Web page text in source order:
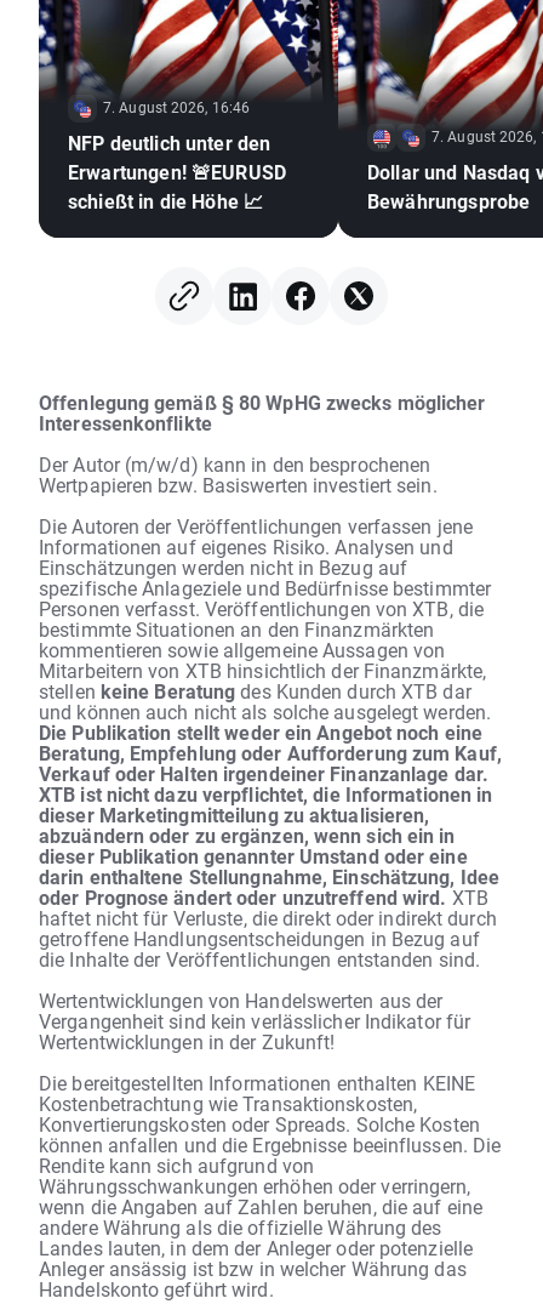
7. August 2026, 16:46
NFP deutlich unter den
Erwartungen! 🚨EURUSD
schießt in die Höhe 📈
7. August 2026,
Dollar und Nasdaq
Bewährungsprobe
Offenlegung gemäß § 80 WpHG zwecks möglicher
Interessenkonflikte
Der Autor (m/w/d) kann in den besprochenen
Wertpapieren bzw. Basiswerten investiert sein.
Die Autoren der Veröffentlichungen verfassen jene
Informationen auf eigenes Risiko. Analysen und
Einschätzungen werden nicht in Bezug auf
spezifische Anlageziele und Bedürfnisse bestimmter
Personen verfasst. Veröffentlichungen von XTB, die
bestimmte Situationen an den Finanzmärkten
kommentieren sowie allgemeine Aussagen von
Mitarbeitern von XTB hinsichtlich der Finanzmärkte,
stellen keine Beratungdes Kunden durch XTB dar
und können auch nicht als solche ausgelegt werden.
Die Publikation stellt weder ein Angebot noch eine
Beratung, Empfehlung oder Aufforderung zum Kauf,
Verkauf oder Halten irgendeiner Finanzanlage dar.
XTB ist nicht dazu verpflichtet, die Informationen in
dieser Marketingmitteilung zu aktualisieren,
abzuändern oder zu ergänzen, wenn sich ein in
dieser Publikation genannter Umstand oder eine
darin enthaltene Stellungnahme, Einschätzung, Idee
oder Prognose ändert oder unzutreffend wird. XTB
haftet nicht für Verluste, die direkt oder indirekt durch
getroffene Handlungsentscheidungen in Bezug auf
die Inhalte der Veröffentlichungen entstanden sind.
Wertentwicklungen von Handelswerten aus der
Vergangenheit sind kein verlässlicher Indikator für
Wertentwicklungen in der Zukunft!
Die bereitgestellten Informationen enthalten KEINE
Kostenbetrachtung wie Transaktionskosten,
Konvertierungskosten oder Spreads. Solche Kosten
können anfallen und die Ergebnisse beeinflussen. Die
Rendite kann sich aufgrund von
Währungsschwankungen erhöhen oder verringern,
wenn die Angaben auf Zahlen beruhen, die auf eine
andere Währung als die offizielle Währung des
Landes lauten, in dem der Anleger oder potenzielle
Anleger ansässig ist bzw in welcher Währung das
Handelskonto geführt wird.